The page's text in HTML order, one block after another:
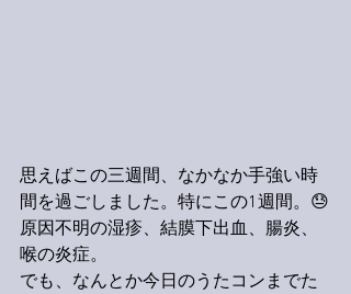
思えばこの三週間、なかなか手強い時
間を過ごしました。特にこの1週間。😓
原因不明の湿疹、結膜下出血、腸炎、
喉の炎症。
でも、なんとか今日のうたコンまでた